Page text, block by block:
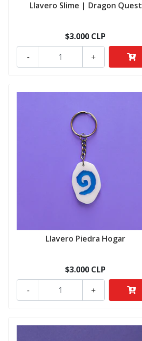
Llavero Slime | Dragon Quest
$3.000 CLP
+
-
Llavero Piedra Hogar
$3.000 CLP
+
-